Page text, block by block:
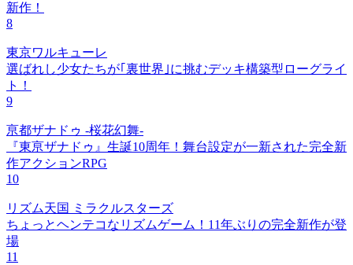
新作！
8
東京ワルキューレ
選ばれし少女たちが｢裏世界｣に挑むデッキ構築型ローグライ
ト！
9
亰都ザナドゥ -桜花幻舞-
『東亰ザナドゥ』生誕10周年！舞台設定が一新された完全新
作アクションRPG
10
リズム天国 ミラクルスターズ
ちょっとヘンテコなリズムゲーム！11年ぶりの完全新作が登
場
11